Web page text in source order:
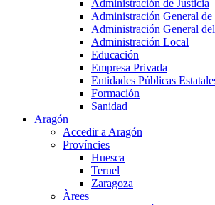
Administración de Justicia
Administración General
Administración General
Administración Local
Educación
Empresa Privada
Entidades Públicas
Formación
Sanidad
Aragón
Accedir a Aragón
Províncies
Huesca
Teruel
Zaragoza
Àrees